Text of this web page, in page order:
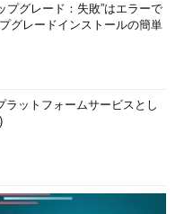
プグレード：失敗”はエラーで
グレードインストールの簡単
ラットフォームサービスとし